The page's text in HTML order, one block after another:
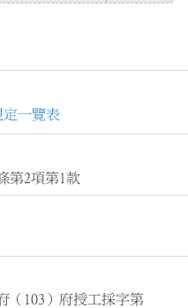
定一覽表
第2項第1款
（103）府授工採字第